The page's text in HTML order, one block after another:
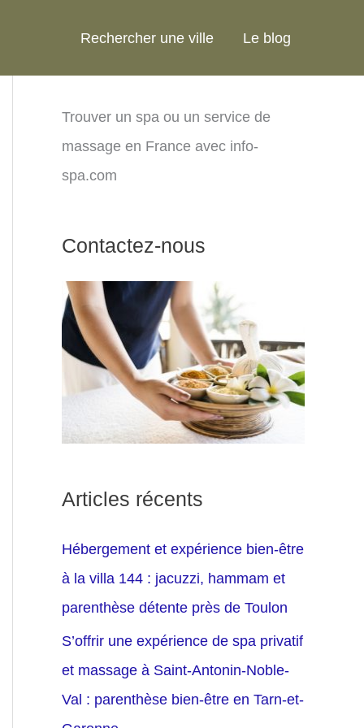
Rechercher une ville Le blog
Trouver un spa ou un service de
massage en France avec info-
spa.com
Contactez-nous
Articles récents
Hébergement et expérience bien-être
à la villa 144 : jacuzzi, hammam et
parenthèse détente près de Toulon
S’offrir une expérience de spa privatif
et massage à Saint-Antonin-Noble-
Val : parenthèse bien-être en Tarn-et-